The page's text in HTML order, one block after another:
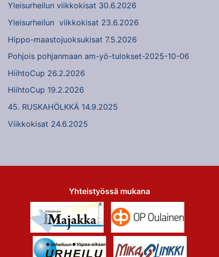
Yleisurheilun viikkokisat 30.6.2026
Yleisurheilun viikkokisat 23.6.2026
Hippo-maastojuoksukisat 7.5.2026
Pohjois pohjanmaan am-yö-tulokset-2025-10-06
HiihtoCup 26.2.2026
HiihtoCup 19.2.2026
45. RUSKAHÖLKKÄ 14.9.2025
Viikkokisat 24.6.2025
Yhteistyössä mukana